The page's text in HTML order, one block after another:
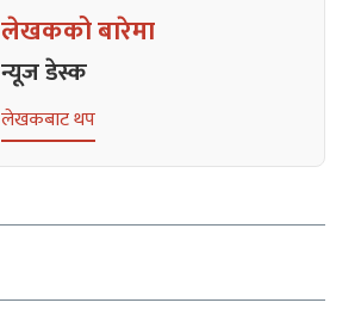
लेखकको बारेमा
न्यूज डेस्क
लेखकबाट थप